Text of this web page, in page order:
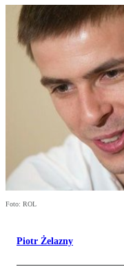
Foto: ROL
Piotr Żelazny